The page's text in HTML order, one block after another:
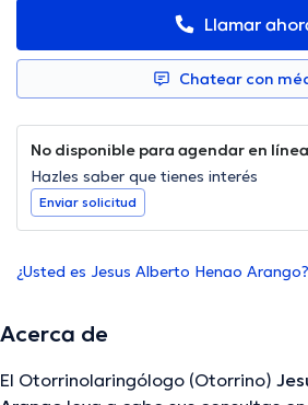
Llamar
Chatear con
No disponible para agendar en línea
Hazles saber que tienes interés
Enviar solicitud
¿Usted es Jesus Alberto Henao
Acerca de
El Otorrinolaringólogo (Otorrino)